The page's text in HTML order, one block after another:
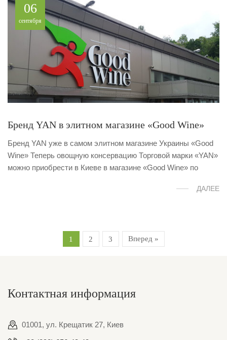
06
сентября
Бренд YAN в элитном магазине «Good Wine»
Бренд YAN уже в самом элитном магазине Украины «Good
Wine» Теперь овощную консервацию Торговой марки «YAN»
можно приобрести в Киеве в магазине «Good Wine» по
ДАЛЕЕ
1 2 3 Вперед »
Контактная информация
01001, ул. Крещатик 27, Киев